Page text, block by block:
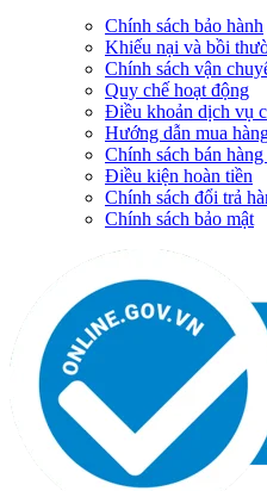
Chính sách bảo hành
Khiếu nại và bồi
Chính sách vận
Quy chế hoạt động
Điều khoản dịch vụ
Hướng dẫn mua
Chính sách bán
Điều kiện hoàn tiền
Chính sách đổi trả
Chính sách bảo mật